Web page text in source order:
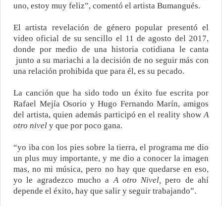
uno, estoy muy feliz”, comentó el artista Bumangués.
El artista revelación de género popular presentó el
video oficial de su sencillo el 11 de agosto del 2017,
donde por medio de una historia cotidiana le canta
junto a su mariachi a la decisión de no seguir más con
una relación prohibida que para él, es su pecado.
La canción que ha sido todo un éxito fue escrita por
Rafael Mejía Osorio y Hugo Fernando Marín, amigos
del artista, quien además participó en el reality show A
otro nivel y que por poco gana.
“yo iba con los pies sobre la tierra, el programa me dio
un plus muy importante, y me dio a conocer la imagen
mas, no mi música, pero no hay que quedarse en eso,
yo le agradezco mucho a A otro Nivel,
pero de ahí
depende el éxito, hay que salir y seguir trabajando”.